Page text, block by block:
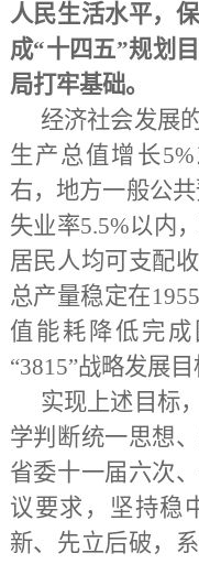
人民生活水平，
成“十四五”规划
局打牢基础。
经济社会发展
生产总值增长
右，地方一般公
失业率5.5%以内
居民人均可支配
总产量稳定在
值能耗降低完
“3815”战略发展
实现上述目标
学判断统一思想
省委十一届六次
议要求，坚持稳
新、先立后破，